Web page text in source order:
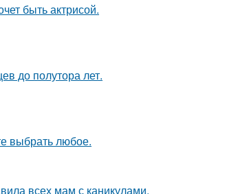
быть актрисой.
до полутора лет.
выбрать любое.
всех мам с каникулами.